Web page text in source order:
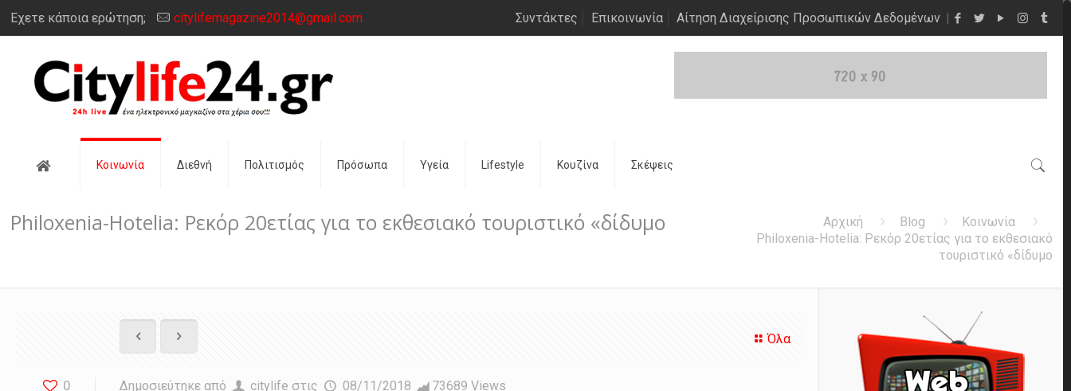
Έχετε κάποια ερώτηση; citylifemagazine2014@gmail.com Συντάκτες Επικοινωνία Αίτηση Διαχείρισης Προσωπικών Δεδομένων
Αρχική Κοινωνία Διεθνή Πολιτισμός Πρόσωπα Υγεία Lifestyle Κουζίνα Σκέψεις
Philoxenia-Hotelia: Ρεκόρ 20ετίας για το εκθεσιακό τουριστικό «δίδυμο Αρχική Blog
Κοινωνία
Philoxenia-Hotelia: Ρεκόρ 20ετίας για το εκθεσιακό
τουριστικό «δίδυμο
Όλα
0 Δημοσιεύτηκε από citylife στις 08/11/2018 73689 Views